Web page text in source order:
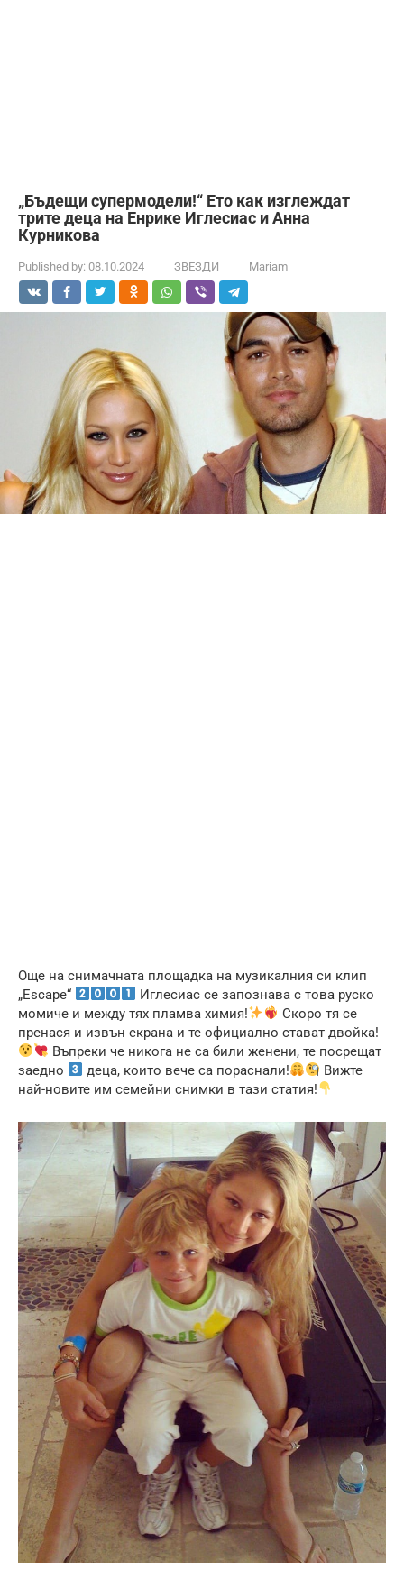
„Бъдещи супермодели!“ Ето как изглеждат
трите деца на Енрике Иглесиас и Анна
Курникова
Published by: 08.10.2024 ЗВЕЗДИ Mariam
Още на снимачната площадка на музикалния си клип
„Escape“
Иглесиас се запознава с това руско
момиче и между тях пламва химия!
Скоро тя се
пренася и извън екрана и те официално стават двойка!
Въпреки че никога не са били женени, те посрещат
заедно
деца, които вече са пораснали!
Вижте
най-новите им семейни снимки в тази статия!